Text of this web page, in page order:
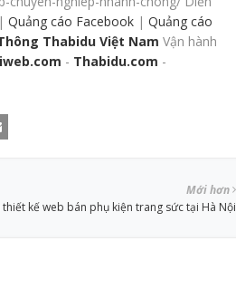
| Quảng cáo Facebook | Quảng cáo
Thabidu Việt Nam Vận hành
- Thabidu.com -
Mới hơn
thiết kế web bán phụ kiện trang sức tại Hà Nội